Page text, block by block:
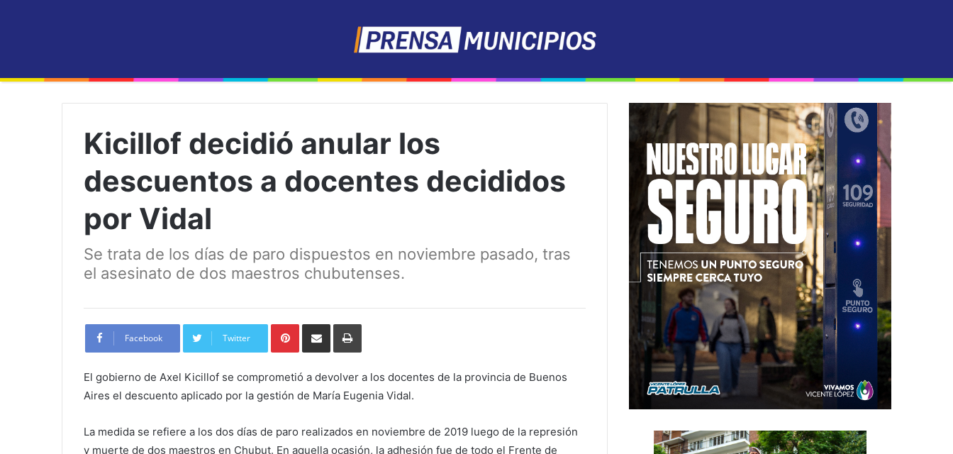
Kicillof decidió anular los
descuentos a docentes decididos
por Vidal
Se trata de los días de paro dispuestos en noviembre pasado, tras
el asesinato de dos maestros chubutenses.
Facebook Twitter
PinterestShare
Email
Print
El gobierno de Axel Kicillof se comprometió a devolver a los docentes de la provincia de Buenos
Aires el descuento aplicado por la gestión de María Eugenia Vidal.
La medida se refiere a los dos días de paro realizados en noviembre de 2019 luego de la represión
y muerte de dos maestros en Chubut. En aquella ocasión, la adhesión fue de todo el Frente de